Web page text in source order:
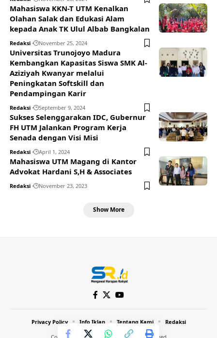
Mahasiswa KKN-T UTM Kenalkan
Olahan Salak dan Edukasi Alam
kepada Anak TK Ulul Albab Bangkalan
Redaksi November 25, 2024
Universitas Trunojoyo Madura
Kembangkan Kapasitas Siswa SMK Al-
Aziziyah Kwanyar melalui
Peningkatan Softskill dan
Pendampingan Karir
Redaksi September 9, 2024
Sukses Selenggarakan IDC, Gubernur
FH UTM Jalankan Program Kerja
Senada dengan Visi Misi
Redaksi April 1, 2024
Mahasiswa UTM Magang di Kantor
Advokat Hardani S,H & Associates
Redaksi November 23, 2023
Show More
Privacy Policy Info Iklan Tentang Kami Redaksi